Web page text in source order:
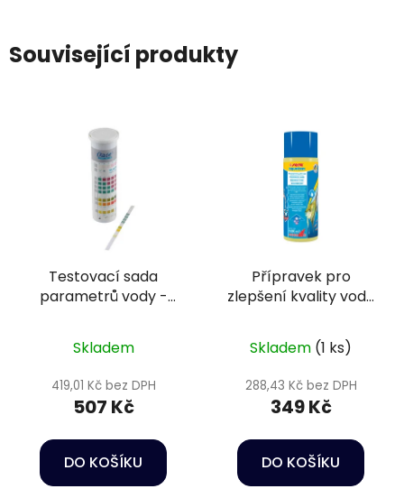
Související produkty
Testovací sada
parametrů vody -
Skladem
419,01 Kč bez DPH
507 Kč
DO KOŠÍKU
Přípravek pro
zlepšení kvality vody
- Sera Aquatan 500
ml
Skladem (1 ks)
288,43 Kč bez DPH
349 Kč
DO KOŠÍKU